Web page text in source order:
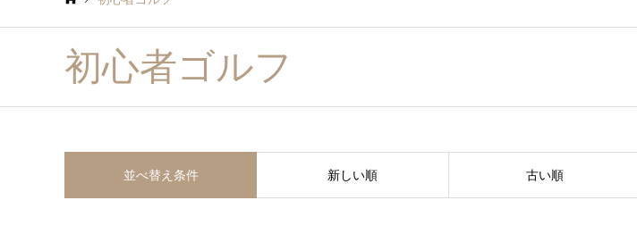
初心者ゴルフ
並べ替え条件 新しい順 古い順